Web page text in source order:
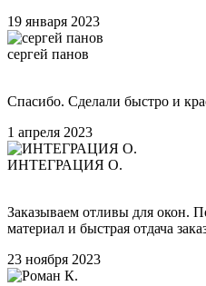
19 января 2023
сергей панов
Спасибо. Сделали быстро и
1 апреля 2023
ИНТЕГРАЦИЯ О.
Заказываем отливы для окон.
материал и быстрая отдача
23 ноября 2023